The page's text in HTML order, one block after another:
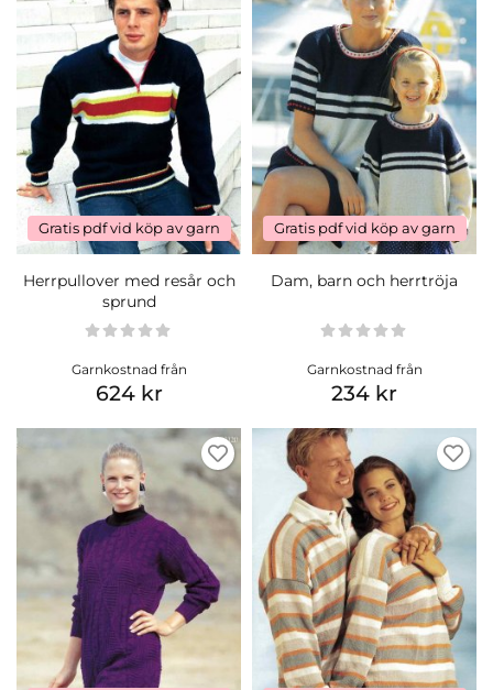
Gratis pdf vid köp av garn
Herrpullover med resår och
sprund
Garnkostnad från
624 kr
Gratis pdf vid köp av garn
Dam, barn och herrtröja
Garnkostnad från
234 kr